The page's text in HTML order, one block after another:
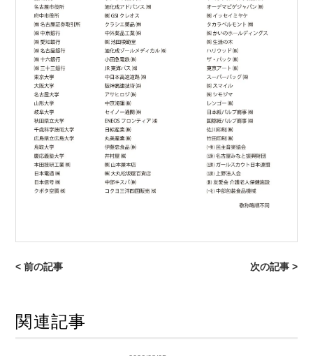
< 前の記事 次の記事 >
関連記事